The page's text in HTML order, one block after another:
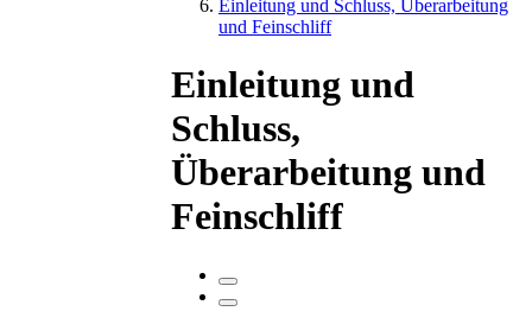
Einleitung und Schluss, Überarbeitung
und Feinschliff
Einleitung und
Schluss,
Überarbeitung und
Feinschliff